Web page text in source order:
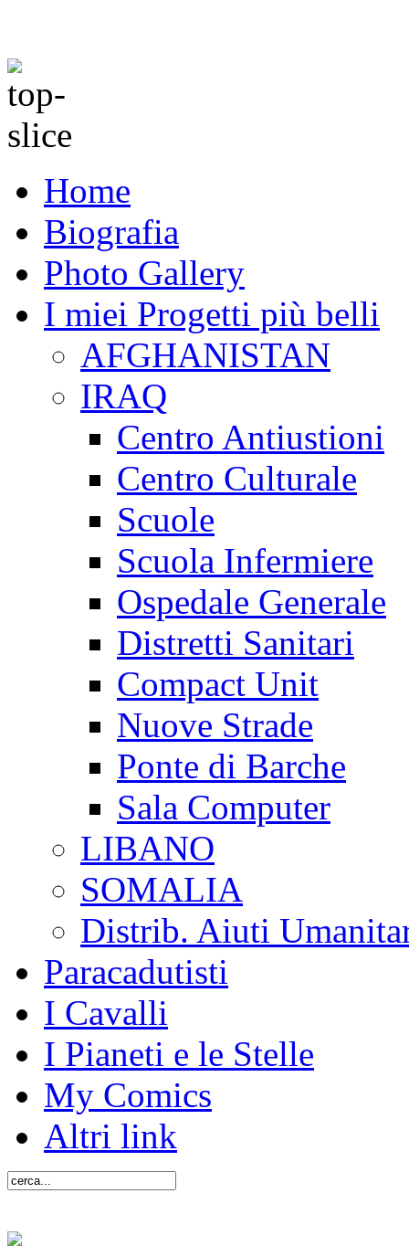
Home
Biografia
Photo Gallery
I miei Progetti più belli
AFGHANISTAN
IRAQ
Centro Antiustioni
Centro Culturale
Scuole
Scuola Infermiere
Ospedale Generale
Distretti Sanitari
Compact Unit
Nuove Strade
Ponte di Barche
Sala Computer
LIBANO
SOMALIA
Distrib. Aiuti
Paracadutisti
I Cavalli
I Pianeti e le Stelle
My Comics
Altri link